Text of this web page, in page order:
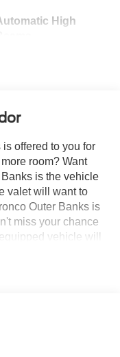
High
offered to you for
room? Want
is the vehicle
valet will want to
Outer Banks is
miss your chance
vehicle will
benefits of driving
Ford Bronco